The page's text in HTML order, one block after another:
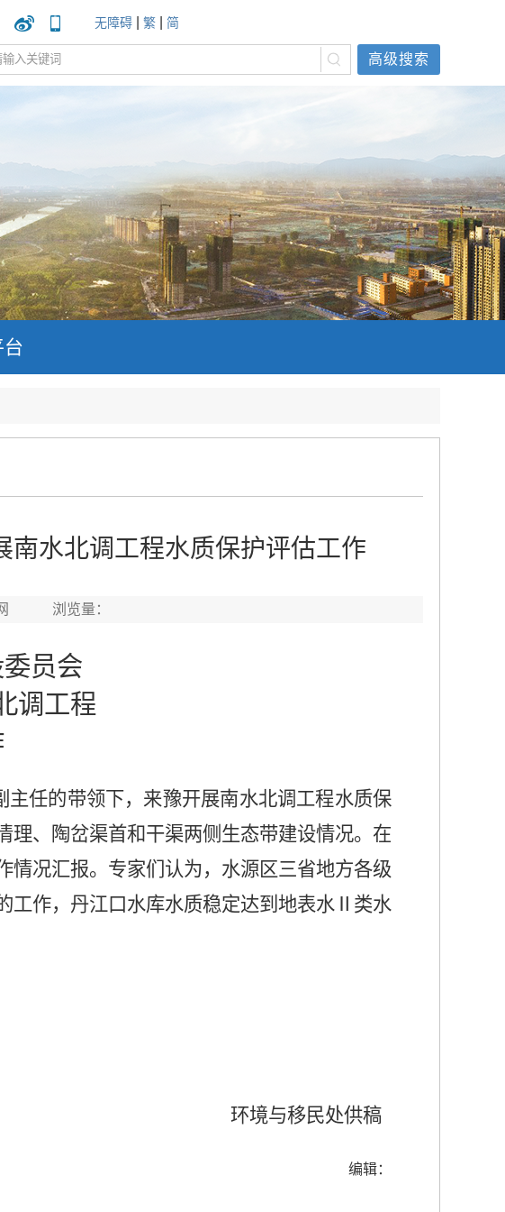
无障碍 繁 简
高级搜索
台
南水北调工程水质保护评估工作
网 浏览量：
员会
调工程
任的带领下，来豫开展南水北调工程水质保
理、陶岔渠首和干渠两侧生态带建设情况。在
情况汇报。专家们认为，水源区三省地方各级
工作，丹江口水库水质稳定达到地表水
类水
环境与移民处供稿
编辑：